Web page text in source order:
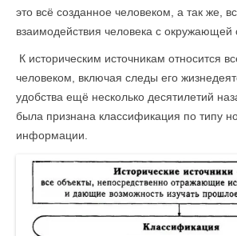
это всё созданное человеком, а так же,
взаимодействия человека с окружающей
К историческим источникам относится
человеком, включая следы его
удобства ещё несколько десятилетий
была признана классификация по типу
информации.